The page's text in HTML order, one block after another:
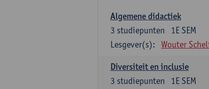
Algemene didactiek
1E SEM
3 studiepunten
Lesgever(s):
Wouter
Diversiteit en inclusie
1E SEM
3 studiepunten